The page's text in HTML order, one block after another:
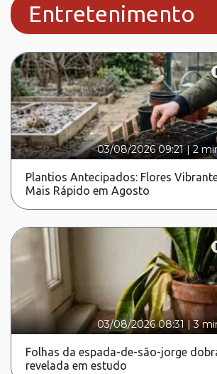
Entretenimento
03/08/2026 09:21|2
Plantios Antecipados: Flores
Mais Rápido em Agosto
03/08/2026 08:31 |3
Folhas da espada-de-são-jorge
revelada em estudo